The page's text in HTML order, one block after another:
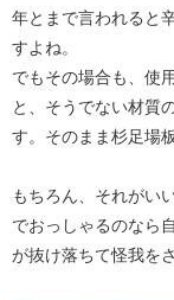
年とまで言われると
すよね。
でもその場合も、使
と、そうでない材質
す。そのまま杉足場
もちろん、それがい
でおっしゃるのなら
が抜け落ちて怪我を